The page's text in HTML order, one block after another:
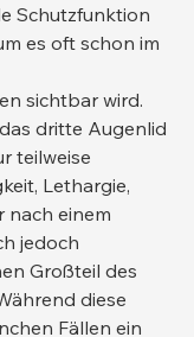
Schutzfunktion
es oft schon im
sichtbar wird.
dritte Augenlid
teilweise
Lethargie,
nach einem
jedoch
Großteil des
diese
Fällen ein